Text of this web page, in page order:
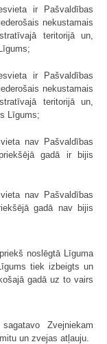
ir Pašvaldības
nekustamais
teritorijā un,
ir Pašvaldības
nekustamais
teritorijā un,
Līgums;
nav Pašvaldības
gadā ir bijis
nav Pašvaldības
gadā nav bijis
noslēgtā Līguma
tiek izbeigts un
gadā uz to vairs
Zvejniekam
un zvejas atļauju.